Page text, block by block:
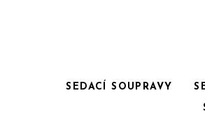
SEDACÍ SOUPRAVY